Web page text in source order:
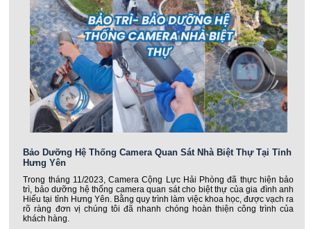
Bảo Dưỡng Hệ Thống Camera Quan Sát Nhà Biệt Thự Tại Tỉnh
Hưng Yên
Trong tháng 11/2023, Camera Cộng Lực Hải Phòng đã thực hiện bảo
trì, bảo dưỡng hệ thống camera quan sát cho biệt thự của gia đình anh
Hiếu tại tỉnh Hưng Yên. Bằng quy trình làm việc khoa học, được vạch ra
rõ ràng đơn vị chúng tôi đã nhanh chóng hoàn thiện công trình của
khách hàng.